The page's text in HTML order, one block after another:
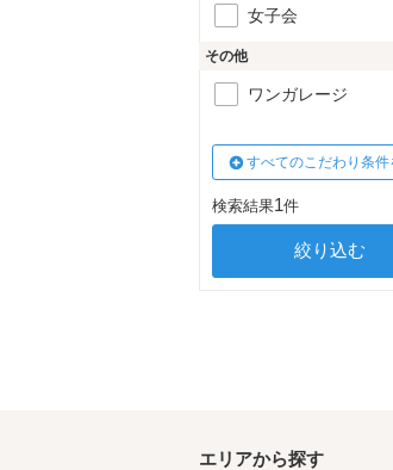
女子会
その他
ワンガレージ
すべてのこだわり条件
検索結果1件
エリアから探す